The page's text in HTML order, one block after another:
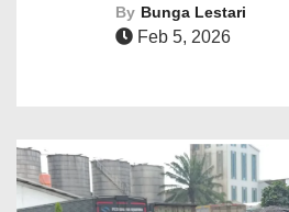
By Bunga Lestari
Feb 5, 2026